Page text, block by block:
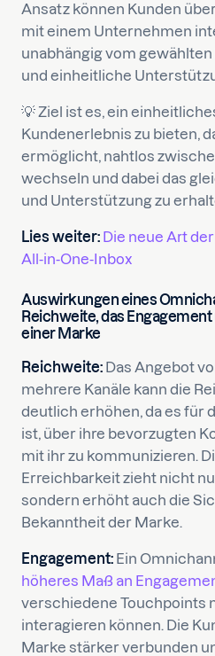
Ansatz können Kunden
mit einem Unternehmen
unabhängig vom
und einheitliche
💡 Ziel ist es, ein
Kundenerlebnis zu bieten,
ermöglicht, nahtlos
wechseln und dabei das
und Unterstützung zu
Lies weiter: Die neue Art
All-in-One-Inbox
Auswirkungen eines
Reichweite, das
einer Marke
Reichweite: Das Angebot
mehrere Kanäle kann die
deutlich erhöhen, da es für
ist, über ihre bevorzugten
mit ihr zu kommunizieren.
Erreichbarkeit zieht nicht
sondern erhöht auch die
Bekanntheit der Marke.
Engagement: Ein
höheres Maß an
verschiedene Touchpoints
interagieren können. Die
Marke stärker verbunden